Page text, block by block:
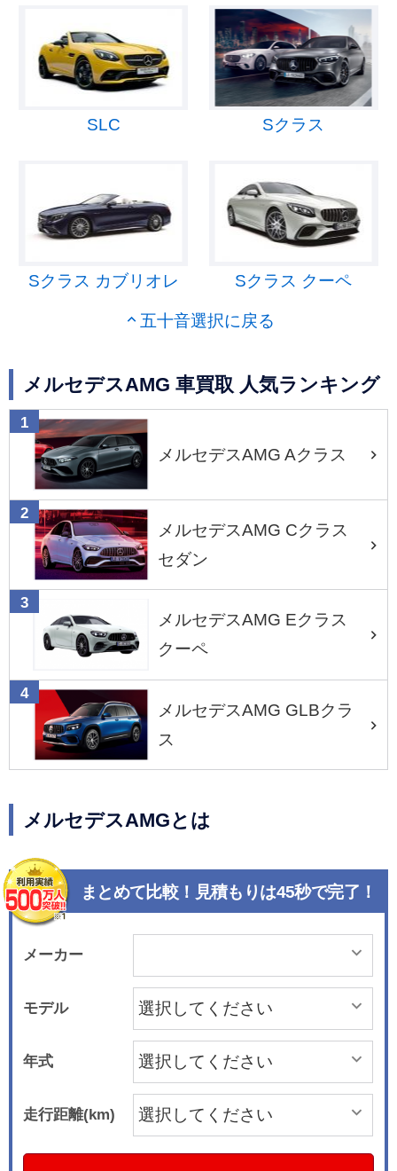
SLC Sクラス
Sクラス カブリオレ Sクラス クーペ
五十音選択に戻る
メルセデスAMG 車買取 人気ランキング
メルセデスAMG Aクラス
メルセデスAMG Cクラス
セダン
メルセデスAMG Eクラス
クーペ
メルセデスAMG GLBクラ
ス
メルセデスAMGとは
まとめて比較！見積もりは45秒で完了！
メーカー
モデル
年式
走行距離(km)